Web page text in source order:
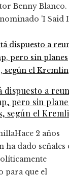
Benny Blanco.
'I Said I
dispuesto a
pero sin
según el
Hace 2 años
ha dado señales
para que el